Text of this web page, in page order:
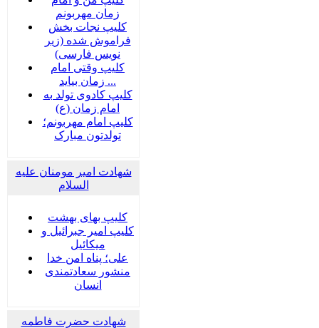
زمان مهربونم
کلیپ نجات بخش
فراموش شده (زیر
نویس فارسی)
کلیپ وقتی امام
زمان بیاید ...
کلیپ کادوی تولد به
امام زمان (ع)
کلیپ امام مهربونم؛
تولدتون مبارک
شهادت امیر مومنان علیه
السلام
کلیپ بهای بهشت
کلیپ امیر جبرائیل و
میکائیل
علی؛ پناه امن خدا
منشور سعادتمندی
انسان
شهادت حضرت فاطمه